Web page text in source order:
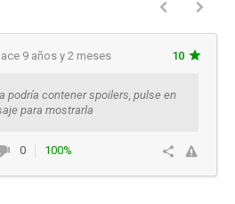
9 años y 2 meses 10
podría contener spoilers, pulse en
para mostrarla
0
100%